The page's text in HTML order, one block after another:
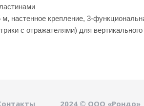
настенное крепление, 3-
с отражателями) для
2024 © ООО «Рондо»